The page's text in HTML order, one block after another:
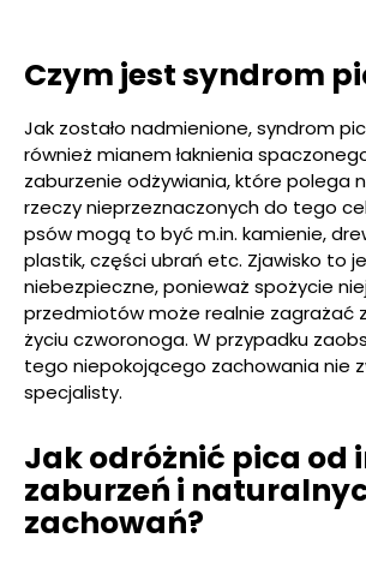
Czym jest syndrom
Jak zostało nadmienione, syndrom
również mianem łaknienia
zaburzenie odżywiania, które polega
rzeczy nieprzeznaczonych do tego
psów mogą to być m.in. kamienie,
plastik, części ubrań etc. Zjawisko to
niebezpieczne, ponieważ spożycie
przedmiotów może realnie zagrażać
życiu czworonoga. W przypadku
tego niepokojącego zachowania nie
specjalisty.
Jak odróżnić pica od
zaburzeń i
zachowań?